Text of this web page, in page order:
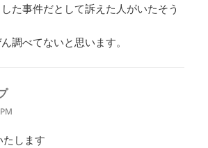
た事件だとして訴えた人がいたそう
調べてないと思います。
よ
り:
します